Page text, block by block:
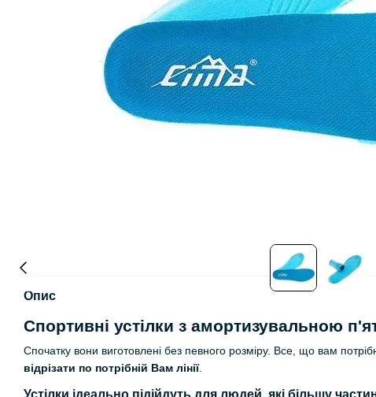
Опис
Спортивні устілки з амортизувальною
Спочатку вони виготовлені без певного розміру. Все, що вам
відрізати по потрібній Вам лінії.
Устілки ідеально підійдуть для людей, які більшу